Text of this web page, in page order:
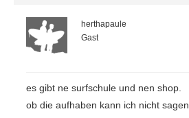
herthapaule
Gast
es gibt ne surfschule und nen shop.
ob die aufhaben kann ich nicht sagen.